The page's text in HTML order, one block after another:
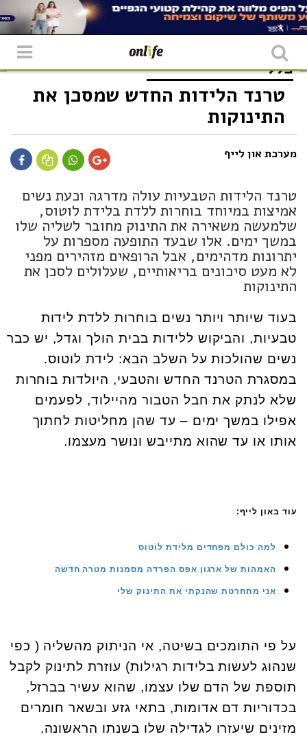
כללי
טרנד הלידות החדש שמסכן את
התינוקות
מערכת און לייף
טרנד הלידות הטבעיות עולה מדרגה וכעת נשים
אמיצות במיוחד בוחרות ללדת בלידת לוטוס,
שלמעשה משאירה את התינוק מחובר לשליה שלו
במשך ימים. אלו שבעד התופעה מספרות על
יתרונות מדהימים, אבל הרופאים מזהירים מפני
לא מעט סיכונים בריאותיים, שעלולים לסכן את
התינוקות
בעוד שיותר ויותר נשים בוחרות ללדת לידות
טבעיות, והביקוש ללידות בבית הולך וגדל, יש כבר
נשים שהולכות על השלב הבא: לידת לוטוס.
במסגרת הטרנד החדש והטבעי, היולדות בוחרות
שלא לנתק את חבל הטבור מהיילוד, לפעמים
אפילו במשך ימים – עד שהן מחליטות לחתוך
אותו או עד שהוא מתייבש ונושר מעצמו.
עוד באון לייף:
למה כולם מפחדים מלידת לוטוס
האמהות של ארגון אפס הפרדה מסמנות מטרה חדשה
אני מתחרטת שהנקתי את התינוק שלי
על פי התומכים בשיטה, אי הניתוק מהשליה ( כפי
שנהוג לעשות בלידות רגילות) עוזרת לתינוק לקבל
תוספת של הדם שלו עצמו, שהוא עשיר בברזל,
בכדוריות דם אדומות, בתאי גזע ובשאר חומרים
מזינים שיעזרו לגדילה שלו בשנתו הראשונה.